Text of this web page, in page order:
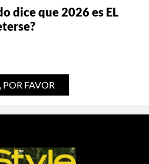
dice que 2026 es EL
POR FAVOR